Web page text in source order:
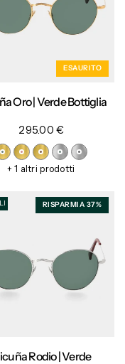
ESAURITO
Oro | Verde Bottiglia
295.00 €
+ 1 altri prodotti
RISPARMIA 37%
Rodio | Verde